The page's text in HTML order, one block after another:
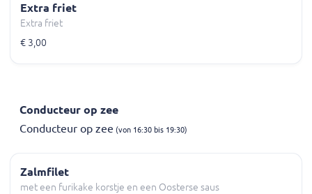
Extra friet
Extra friet
€ 3,00
Conducteur op zee
Conducteur op zee (von 16:30 bis 19:30)
Zalmfilet
met een furikake korstje en een Oosterse saus